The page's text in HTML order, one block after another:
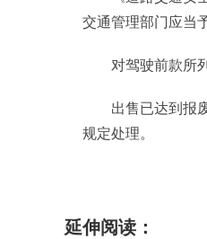
交通管理部门应当
对驾驶前款所
出售已达到报
规定处理。
延伸阅读：